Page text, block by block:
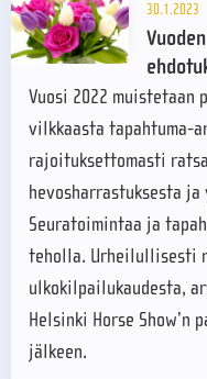
30.1.2023
Vuosi 2022 muistetaan
vilkkaasta tapahtuma-
rajoituksettomasti
hevosharrastuksesta ja
Seuratoimintaa ja
teholla. Urheilullisesti
ulkokilpailukaudesta,
Helsinki Horse Show’n
jälkeen.